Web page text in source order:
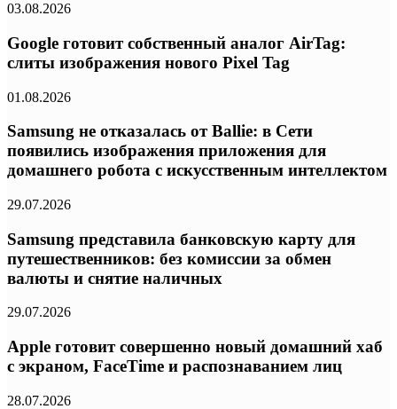
03.08.2026
Google готовит собственный аналог AirTag:
слиты изображения нового Pixel Tag
01.08.2026
Samsung не отказалась от Ballie: в Сети
появились изображения приложения для
домашнего робота с искусственным интеллектом
29.07.2026
Samsung представила банковскую карту для
путешественников: без комиссии за обмен
валюты и снятие наличных
29.07.2026
Apple готовит совершенно новый домашний хаб
с экраном, FaceTime и распознаванием лиц
28.07.2026